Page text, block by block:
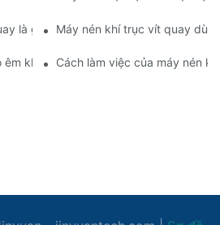
là gì Máy nén khí trục vít quay
êm khôngCách làm việc của máy nén